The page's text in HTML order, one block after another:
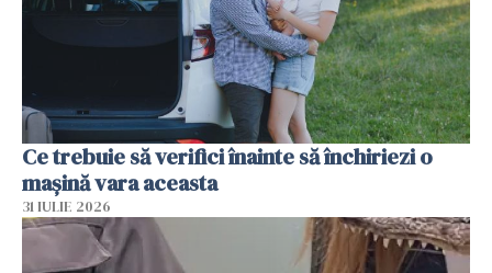
Ce trebuie să verifici înainte să închiriezi o
mașină vara aceasta
31 IULIE 2026